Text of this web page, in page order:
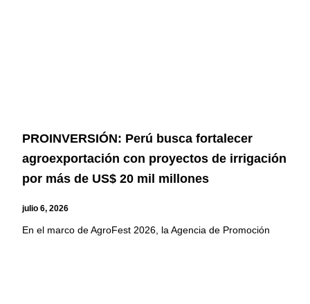
PROINVERSIÓN: Perú busca fortalecer
agroexportación con proyectos de irrigación
por más de US$ 20 mil millones
julio 6, 2026
En el marco de AgroFest 2026, la Agencia de Promoción